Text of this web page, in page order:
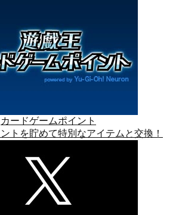
カードゲームポイント
トを貯めて特別なアイテムと交換！